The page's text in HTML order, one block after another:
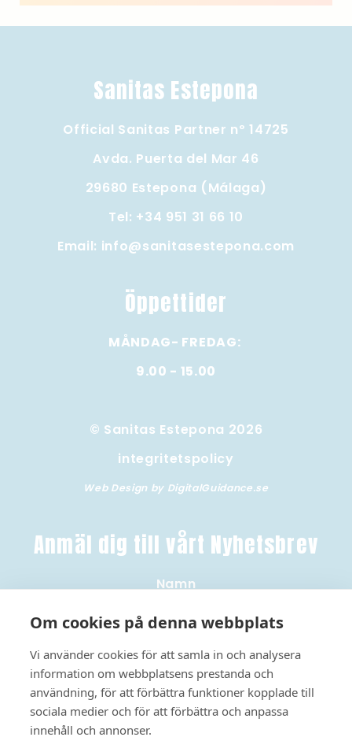
Sanitas Estepona
Official Sanitas Partner nº 14725
Avda. Puerta del Mar 46
29680 Estepona (Málaga)
Tel: +34 951 31 66 10
Email: info@sanitasestepona.com
Öppettider
MÅNDAG- FREDAG:
9.00 - 15.00
© Sanitas Estepona 2026
integritetspolicy
Web Design by DigitalGuidance.se
Anmäl dig till vårt Nyhetsbrev
Namn
Email
Om cookies på denna webbplats
Vi använder cookies för att samla in och analysera
information om webbplatsens prestanda och
användning, för att förbättra funktioner kopplade till
sociala medier och för att förbättra och anpassa
innehåll och annonser.